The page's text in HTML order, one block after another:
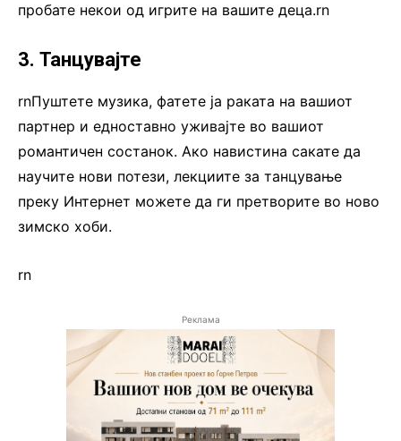
пробате некои од игрите на вашите деца.rn
3. Танцувајте
rnПуштете музика, фатете ја раката на вашиот
партнер и едноставно уживајте во вашиот
романтичен состанок. Ако навистина сакате да
научите нови потези, лекциите за танцување
преку Интернет можете да ги претворите во ново
зимско хоби.
rn
Реклама